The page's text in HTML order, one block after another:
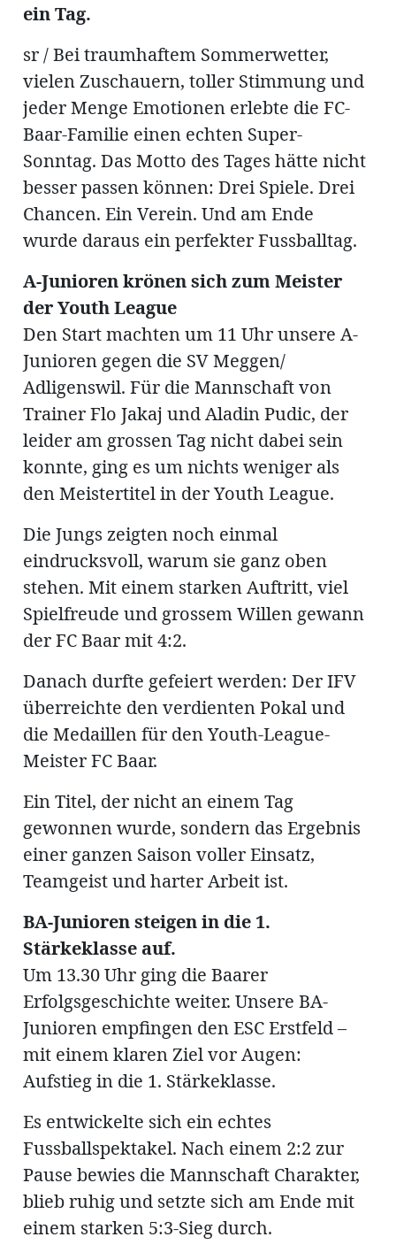
ein Tag.
sr / Bei traumhaftem Sommerwetter,
vielen Zuschauern, toller Stimmung und
jeder Menge Emotionen erlebte die FC-
Baar-Familie einen echten Super-
Sonntag. Das Motto des Tages hätte nicht
besser passen können: Drei Spiele. Drei
Chancen. Ein Verein. Und am Ende
wurde daraus ein perfekter Fussballtag.
A-Junioren krönen sich zum Meister
der Youth League
Den Start machten um 11 Uhr unsere A-
Junioren gegen die SV Meggen/
Adligenswil. Für die Mannschaft von
Trainer Flo Jakaj und Aladin Pudic, der
leider am grossen Tag nicht dabei sein
konnte, ging es um nichts weniger als
den Meistertitel in der Youth League.
Die Jungs zeigten noch einmal
eindrucksvoll, warum sie ganz oben
stehen. Mit einem starken Auftritt, viel
Spielfreude und grossem Willen gewann
der FC Baar mit 4:2.
Danach durfte gefeiert werden: Der IFV
überreichte den verdienten Pokal und
die Medaillen für den Youth-League-
Meister FC Baar.
Ein Titel, der nicht an einem Tag
gewonnen wurde, sondern das Ergebnis
einer ganzen Saison voller Einsatz,
Teamgeist und harter Arbeit ist.
BA-Junioren steigen in die 1.
Stärkeklasse auf.
Um 13.30 Uhr ging die Baarer
Erfolgsgeschichte weiter. Unsere BA-
Junioren empfingen den ESC Erstfeld –
mit einem klaren Ziel vor Augen:
Aufstieg in die 1. Stärkeklasse.
Es entwickelte sich ein echtes
Fussballspektakel. Nach einem 2:2 zur
Pause bewies die Mannschaft Charakter,
blieb ruhig und setzte sich am Ende mit
einem starken 5:3-Sieg durch.